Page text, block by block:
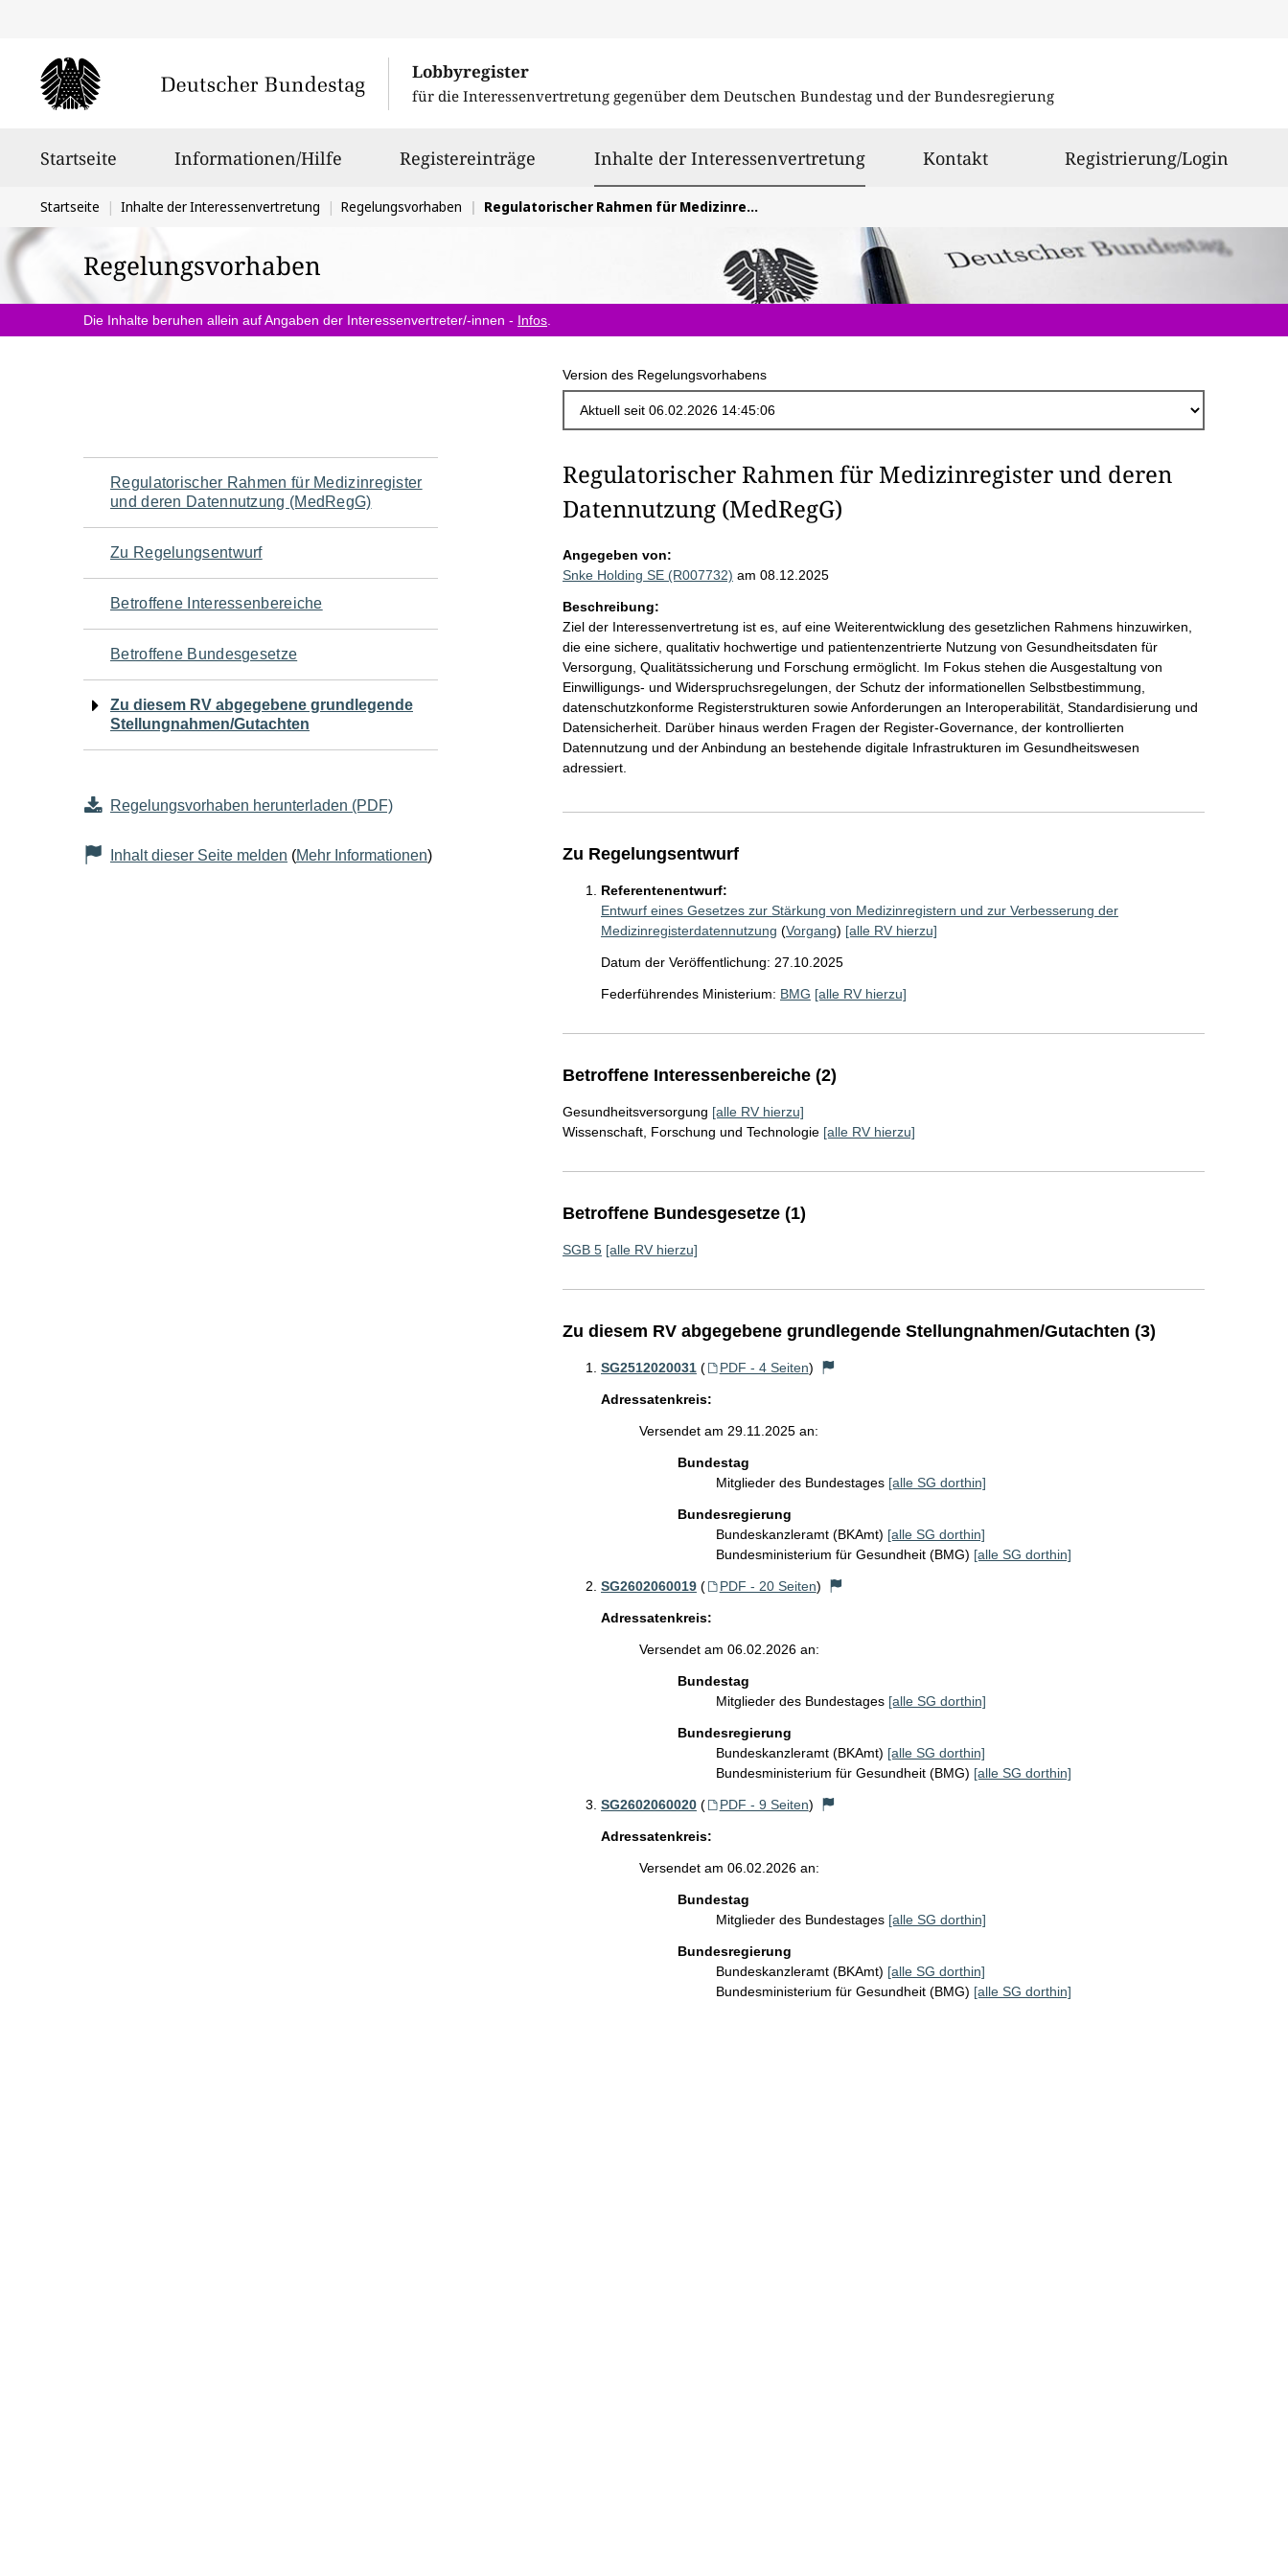
Lobbyregister
für die Interessenvertretung gegenüber dem Deutschen Bundestag und der Bundesregierung
Startseite Informationen/Hilfe Registereinträge Inhalte der Interessenvertretungausgewählt
Kontakt Registrierung/Login
Sie
befinden
sich
hier:
Startseite Inhalte der Interessenvertretung Regelungsvorhaben Regulatorischer Rahmen für Medizinregister und deren Datennutzung (MedRegG)
Regelungsvorhaben
Die Inhalte beruhen allein auf Angaben der Interessenvertreter/-innen - Infos
Version des Regelungsvorhabens
Navigation
für
den
Seiteninhalt
Regulatorischer Rahmen für Medizinregister
und deren Datennutzung (MedRegG)
Zu Regelungsentwurf
Betroffene Interessenbereiche
Betroffene Bundesgesetze
Zu diesem RV abgegebene grundlegende
Stellungnahmen/Gutachten
Regelungsvorhaben herunterladen (PDF)
Inhalt dieser Seite melden (Mehr Informationen)
Regulatorischer Rahmen für Medizinregister und deren
Datennutzung (MedRegG)
Angegeben von:
Snke Holding SE (R007732) am 08.12.2025
Beschreibung:
Ziel der Interessenvertretung ist es, auf eine Weiterentwicklung des gesetzlichen Rahmens hinzuwirken,
die eine sichere, qualitativ hochwertige und patientenzentrierte Nutzung von Gesundheitsdaten für
Versorgung, Qualitätssicherung und Forschung ermöglicht. Im Fokus stehen die Ausgestaltung von
Einwilligungs- und Widerspruchsregelungen, der Schutz der informationellen Selbstbestimmung,
datenschutzkonforme Registerstrukturen sowie Anforderungen an Interoperabilität, Standardisierung und
Datensicherheit. Darüber hinaus werden Fragen der Register-Governance, der kontrollierten
Datennutzung und der Anbindung an bestehende digitale Infrastrukturen im Gesundheitswesen
adressiert.
Zu Regelungsentwurf
Referentenentwurf:
Entwurf eines Gesetzes zur Stärkung von Medizinregistern und zur Verbesserung der
Medizinregisterdatennutzung (Vorgang) [alle RV hierzu]
Datum der Veröffentlichung: 27.10.2025
Federführendes Ministerium: BMG [alle RV hierzu]
Betroffene Interessenbereiche (2)
Gesundheitsversorgung [alle RV hierzu]
Wissenschaft, Forschung und Technologie [alle RV hierzu]
Betroffene Bundesgesetze (1)
SGB 5 [alle RV hierzu]
Zu diesem RV abgegebene grundlegende Stellungnahmen/Gutachten (3)
SG2512020031 ( PDF - 4 Seiten)
Adressatenkreis:
Versendet am 29.11.2025 an:
Bundestag
Mitglieder des Bundestages [alle SG dorthin]
Bundesregierung
Bundeskanzleramt (BKAmt) [alle SG dorthin]
Bundesministerium für Gesundheit (BMG) [alle SG dorthin]
SG2602060019 ( PDF - 20 Seiten)
Adressatenkreis:
Versendet am 06.02.2026 an:
Bundestag
Mitglieder des Bundestages [alle SG dorthin]
Bundesregierung
Bundeskanzleramt (BKAmt) [alle SG dorthin]
Bundesministerium für Gesundheit (BMG) [alle SG dorthin]
SG2602060020 ( PDF - 9 Seiten)
Adressatenkreis:
Versendet am 06.02.2026 an:
Bundestag
Mitglieder des Bundestages [alle SG dorthin]
Bundesregierung
Bundeskanzleramt (BKAmt) [alle SG dorthin]
Bundesministerium für Gesundheit (BMG) [alle SG dorthin]